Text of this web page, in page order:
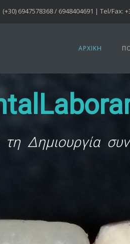
(+30) 6947578368 / 6948404691 | Tel/Fax:
ΑΡΧΙΚΉ
Δημιουργία